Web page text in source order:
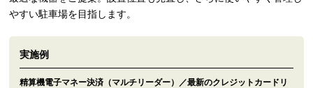
やすい駐車場を目指します。
実施例
精算機電子マネー決済（マルチリーダー）／最新のクレジットカードリ